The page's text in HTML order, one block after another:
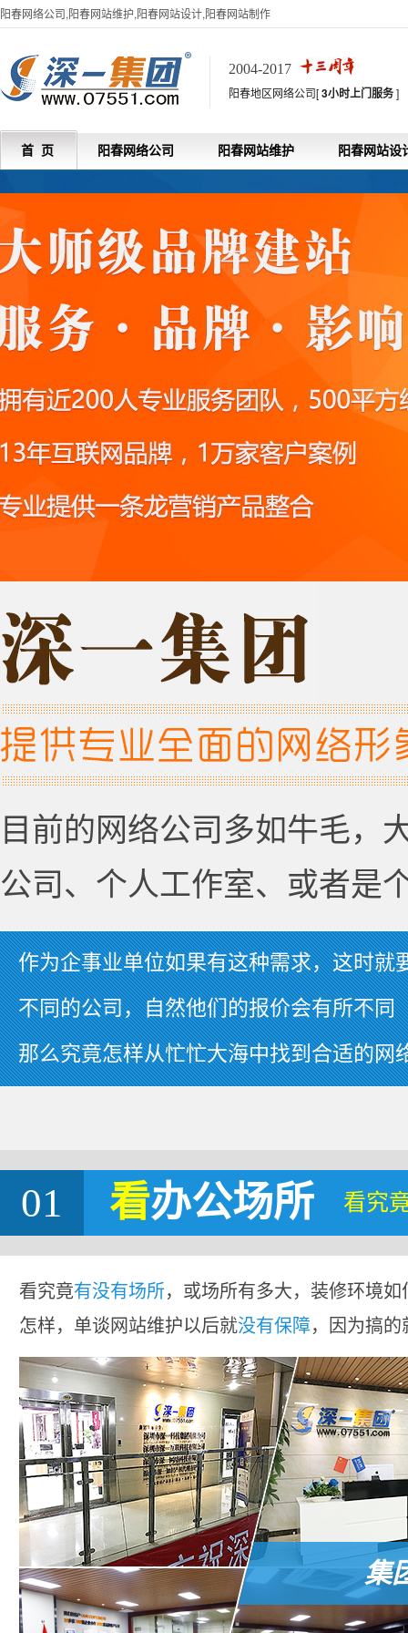
阳春网络公司,阳春网站维护,阳春网站设计,阳春网站制作
2004-2017
阳春地区网络公司[3小时上门服务]
首 页 阳春网络公司 阳春网站维护 阳春网站设
目前的网络公司多如牛毛，
公司、个人工作室、或者是
作为企事业单位如果有这种需求，这时就
不同的公司，自然他们的报价会有所不同
那么究竟怎样从忙忙大海中找到合适的网
01 看办公场所 看究
看究竟有没有场所，或场所有多大，装修环境
怎样，单谈网站维护以后就没有保障，因为搞
集